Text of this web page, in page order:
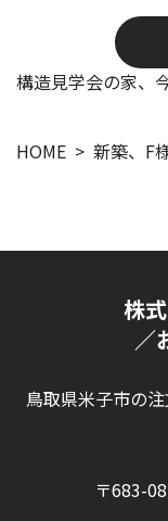
構造見学会の家、
HOME 新築、F
株
／
鳥取県米子市の
〒683-